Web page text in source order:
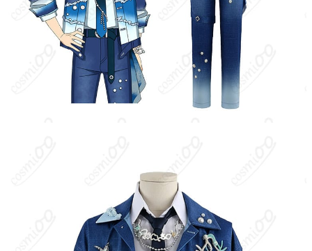
PayPal、銀行振込
着用シーン
コスプレイベント、写真撮影、舞台、公
演、ハロウィン、アニメコン、パーティー
収納方法
ハンガーに吊るす、収納ケースに入れる、
衣装袋に保管
『あんさんぶるスターズ！！』は男性アイドル育成ゲームで、プ
レイヤーがプロデューサー的な立場としてアイドルたちの活動を
支える作品。神崎颯馬、乙狩アドニス、月永レオ、青葉つむぎは
それぞれ別ユニットに所属するアイドルだが、ユーザー投票で結
成された特別ユニット『Neptu（ネプトゥ）』として期間限定で